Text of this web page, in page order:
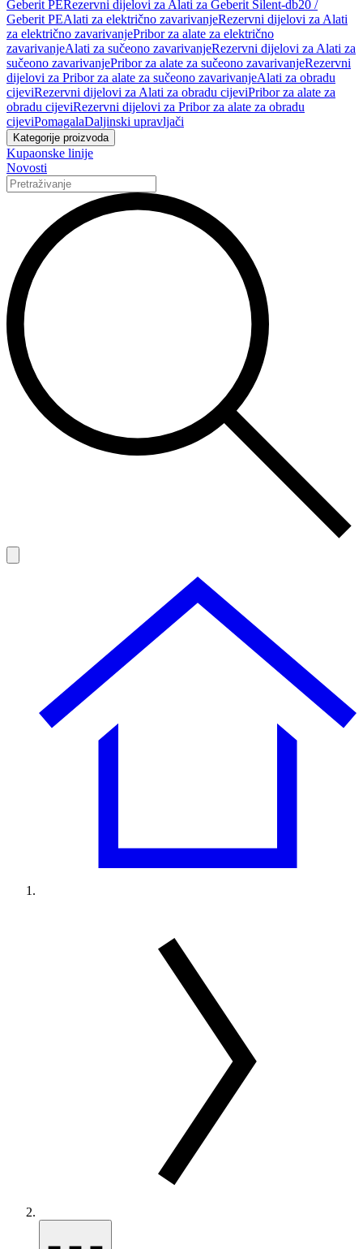
Geberit PERezervni dijelovi za Alati za Geberit Silent-db20 /
Geberit PEAlati za električno zavarivanjeRezervni dijelovi za Alati
za električno zavarivanjePribor za alate za električno
zavarivanjeAlati za sučeono zavarivanjeRezervni dijelovi za Alati za
sučeono zavarivanjePribor za alate za sučeono zavarivanjeRezervni
dijelovi za Pribor za alate za sučeono zavarivanjeAlati za obradu
cijeviRezervni dijelovi za Alati za obradu cijeviPribor za alate za
obradu cijeviRezervni dijelovi za Pribor za alate za obradu
cijeviPomagalaDaljinski upravljači
Kategorije proizvoda
Kupaonske linije
Novosti